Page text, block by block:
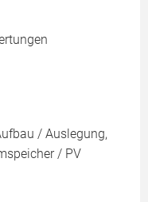
/ Auslegung,
/ PV